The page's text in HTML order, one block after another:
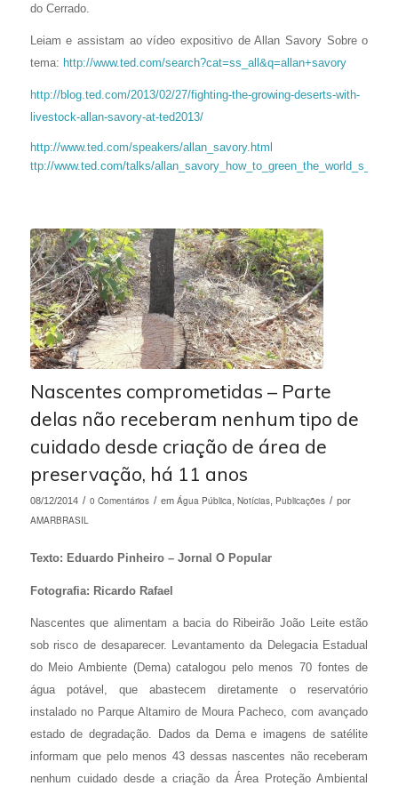
do Cerrado.
Leiam e assistam ao vídeo expositivo de Allan Savory Sobre o
tema: http://www.ted.com/search?cat=ss_all&q=allan+savory
http://blog.ted.com/2013/02/27/fighting-the-growing-deserts-with-
livestock-allan-savory-at-ted2013/
http://www.ted.com/speakers/allan_savory.html
ttp://www.ted.com/talks/
Nascentes comprometidas – Parte
delas não receberam nenhum tipo de
cuidado desde criação de área de
preservação, há 11 anos
08/12/2014 / 0 Comentários / em Água Pública, Notícias, Publicações / por
AMARBRASIL
Texto: Eduardo Pinheiro – Jornal O Popular
Fotografia: Ricardo Rafael
Nascentes que alimentam a bacia do Ribeirão João Leite estão
sob risco de desaparecer. Levantamento da Delegacia Estadual
do Meio Ambiente (Dema) catalogou pelo menos 70 fontes de
água potável, que abastecem diretamente o reservatório
instalado no Parque Altamiro de Moura Pacheco, com avançado
estado de degradação. Dados da Dema e imagens de satélite
informam que pelo menos 43 dessas nascentes não receberam
nenhum cuidado desde a criação da Área Proteção Ambiental